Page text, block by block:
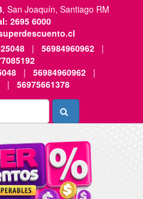
, San Joaquín, Santiago RM
2695 6000
| 56984960962
|
| 56984960962
|
| 56975661378